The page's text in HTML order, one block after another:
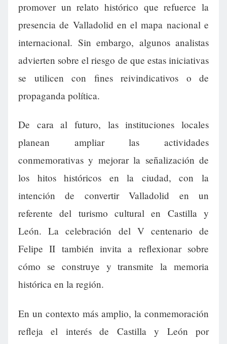
promover un relato histórico que refuerce la
presencia de Valladolid en el mapa nacional e
internacional. Sin embargo, algunos analistas
advierten sobre el riesgo de que estas iniciativas
se utilicen con fines reivindicativos o de
propaganda política.
De cara al futuro, las instituciones locales
planean ampliar las actividades
conmemorativas y mejorar la señalización de
los hitos históricos en la ciudad, con la
intención de convertir Valladolid en un
referente del turismo cultural en Castilla y
León. La celebración del V centenario de
Felipe II también invita a reflexionar sobre
cómo se construye y transmite la memoria
histórica en la región.
En un contexto más amplio, la conmemoración
refleja el interés de Castilla y León por